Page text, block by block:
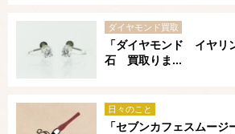
ダイヤモンド買取
「ダイヤモンド イヤ
石 買取りま...
日々のこと
「セブンカフェスムージ